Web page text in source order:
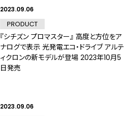
2023.09.06
PRODUCT
『シチズン プロマスター』 高度と方位をア
ナログで表示 光発電エコ・ドライブ アルテ
ィクロンの新モデルが登場 2023年10月5
日発売
2023.09.06